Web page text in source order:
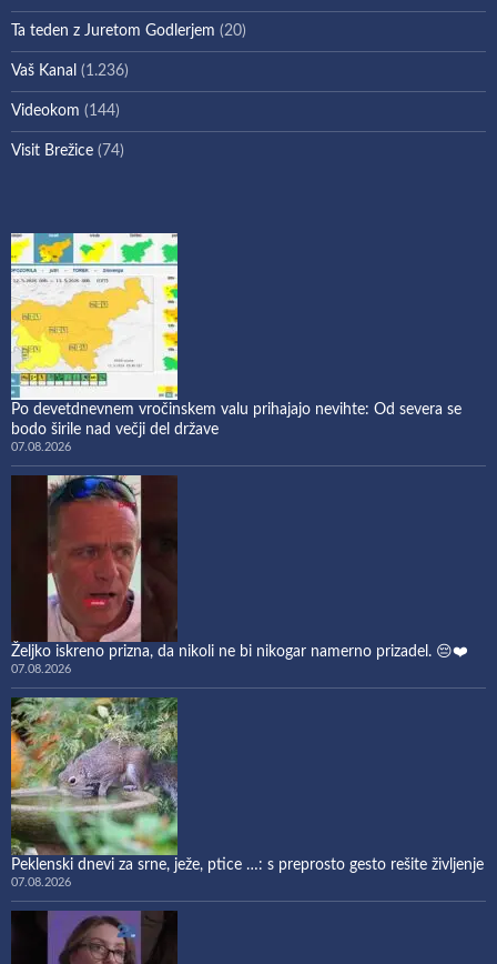
Ta teden z Juretom Godlerjem (20)
Vaš Kanal (1.236)
Videokom (144)
Visit Brežice (74)
Po devetdnevnem vročinskem valu prihajajo nevihte: Od severa se
bodo širile nad večji del države
07.08.2026
Željko iskreno prizna, da nikoli ne bi nikogar namerno prizadel. 😔❤️
07.08.2026
Peklenski dnevi za srne, ježe, ptice …: s preprosto gesto rešite življenje
07.08.2026